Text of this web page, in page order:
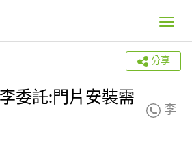
Toggle
分享
委託:門片安裝需
李